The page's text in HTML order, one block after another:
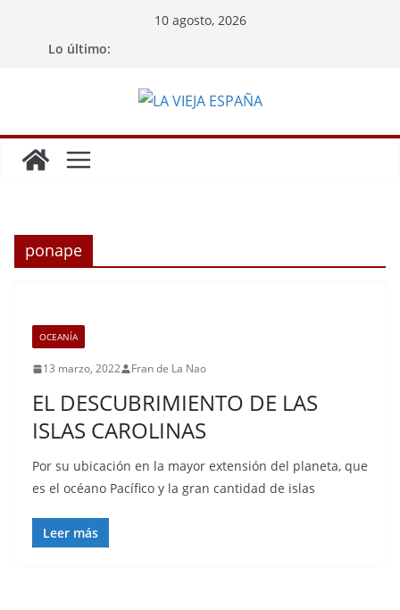
10 agosto, 2026
Lo último:
ponape
OCEANÍA
13 marzo, 2022 Fran de La Nao
EL DESCUBRIMIENTO DE LAS
ISLAS CAROLINAS
Por su ubicación en la mayor extensión del planeta, que
es el océano Pacífico y la gran cantidad de islas
Leer más